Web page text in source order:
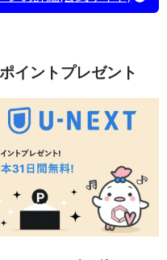
イントプレゼント